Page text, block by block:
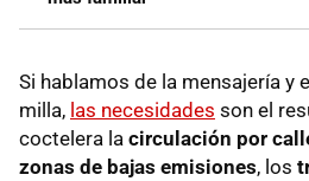
Si hablamos de la mensajería y
milla, las necesidades son el
coctelera la circulación por
zonas de bajas emisiones, los